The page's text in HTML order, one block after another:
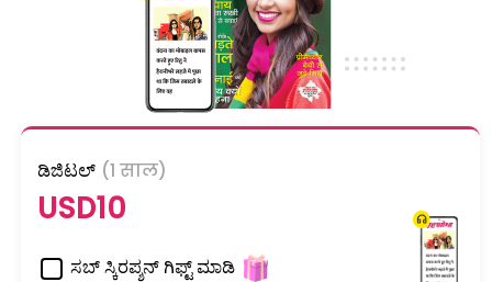
ಡಿಜಿಟಲ್ (1 साल)
USD10
ಸಬ್ ಸ್ಕಿರಪ್ಶನ್ ಗಿಫ್ಟ್ ಮಾಡಿ